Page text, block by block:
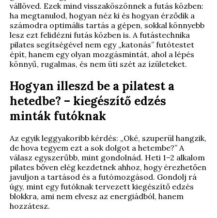
vállöved. Ezek mind visszaköszönnek a futás közben:
ha megtanulod, hogyan néz ki és hogyan érződik a
számodra optimális tartás a gépen, sokkal könnyebb
lesz ezt felidézni futás közben is. A futástechnika
pilates segítségével nem egy „katonás” futótestet
épít, hanem egy olyan mozgásmintát, ahol a lépés
könnyű, rugalmas, és nem üti szét az ízületeket.
Hogyan illeszd be a pilatest a
hetedbe? – kiegészítő edzés
minták futóknak
Az egyik leggyakoribb kérdés: „Oké, szuperül hangzik,
de hova tegyem ezt a sok dolgot a hetembe?” A
válasz egyszerűbb, mint gondolnád. Heti 1–2 alkalom
pilates bőven elég kezdetnek ahhoz, hogy érezhetően
javuljon a tartásod és a futómozgásod. Gondolj rá
úgy, mint egy futóknak tervezett kiegészítő edzés
blokkra, ami nem elvesz az energiádból, hanem
hozzátesz.